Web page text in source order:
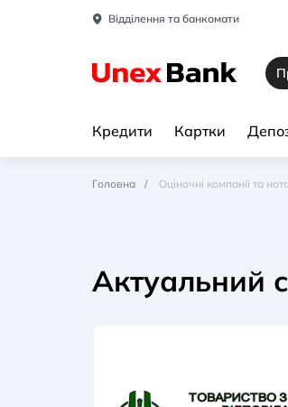
Відділення та банкомати
Кредити Картки
Головна Оціночні компанії та
Актуальний